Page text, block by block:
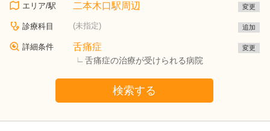
エリア/駅 二本木口駅周辺 変更
診療科目 (未指定) 追加
詳細条件 舌痛症
舌痛症の治療が受けられる病院
変更
検索する